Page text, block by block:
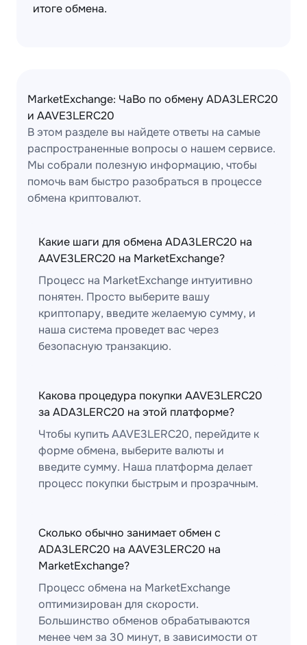
итоге обмена.
MarketExchange: ЧаВо по обмену ADA3LERC20
и AAVE3LERC20
В этом разделе вы найдете ответы на самые
распространенные вопросы о нашем сервисе.
Мы собрали полезную информацию, чтобы
помочь вам быстро разобраться в процессе
обмена криптовалют.
Какие шаги для обмена ADA3LERC20 на
AAVE3LERC20 на MarketExchange?
Процесс на MarketExchange интуитивно
понятен. Просто выберите вашу
криптопару, введите желаемую сумму, и
наша система проведет вас через
безопасную транзакцию.
Какова процедура покупки AAVE3LERC20
за ADA3LERC20 на этой платформе?
Чтобы купить AAVE3LERC20, перейдите к
форме обмена, выберите валюты и
введите сумму. Наша платформа делает
процесс покупки быстрым и прозрачным.
Сколько обычно занимает обмен с
ADA3LERC20 на AAVE3LERC20 на
MarketExchange?
Процесс обмена на MarketExchange
оптимизирован для скорости.
Большинство обменов обрабатываются
менее чем за 30 минут, в зависимости от